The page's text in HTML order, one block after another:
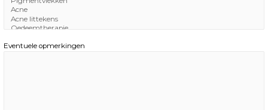
Eventuele opmerkingen